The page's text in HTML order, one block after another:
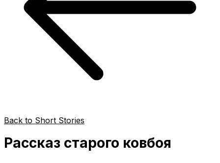
Back to Short Stories
Рассказ старого ковбоя